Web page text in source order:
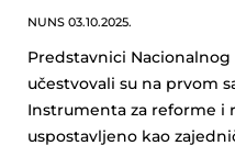
NUNS 03.10.2025.
Predstavnici
učestvovali su na prvom
Instrumenta za reforme i
uspostavljeno kao